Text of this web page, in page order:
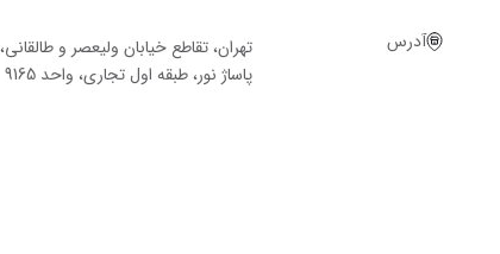
آدرس
تهران، تقاطع خیابان ولیعصر و طالقانی،
پاساژ نور، طبقه اول تجاری، واحد 9165